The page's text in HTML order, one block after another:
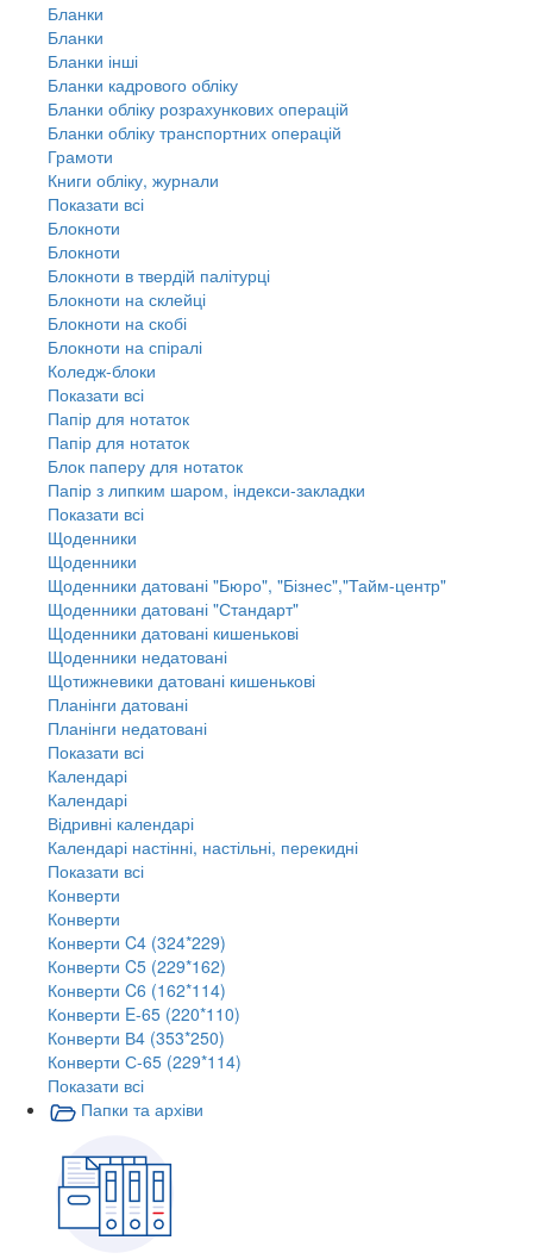
Бланки
Бланки
Бланки інші
Бланки кадрового обліку
Бланки обліку розрахункових операцій
Бланки обліку транспортних операцій
Грамоти
Книги обліку, журнали
Показати всі
Блокноти
Блокноти
Блокноти в твердій палітурці
Блокноти на склейці
Блокноти на скобі
Блокноти на спіралі
Коледж-блоки
Показати всі
Папір для нотаток
Папір для нотаток
Блок паперу для нотаток
Папір з липким шаром, індекси-закладки
Показати всі
Щоденники
Щоденники
Щоденники датовані "Бюро", "Бізнес","Тайм-центр"
Щоденники датовані "Стандарт"
Щоденники датовані кишенькові
Щоденники недатовані
Щотижневики датовані кишенькові
Планінги датовані
Планінги недатовані
Показати всі
Календарі
Календарі
Відривні календарі
Календарі настінні, настільні, перекидні
Показати всі
Конверти
Конверти
Конверти C4 (324*229)
Конверти C5 (229*162)
Конверти C6 (162*114)
Конверти E-65 (220*110)
Конверти В4 (353*250)
Конверти С-65 (229*114)
Показати всі
Папки та архіви